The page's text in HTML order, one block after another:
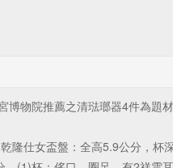
物院推薦之清琺瑯器4件為題材
仕女盃盤：全高5.9公分，杯